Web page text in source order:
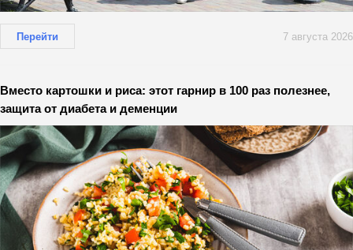
Перейти 7 августа 2026
Вместо картошки и риса: этот гарнир в 100 раз полезнее,
защита от диабета и деменции